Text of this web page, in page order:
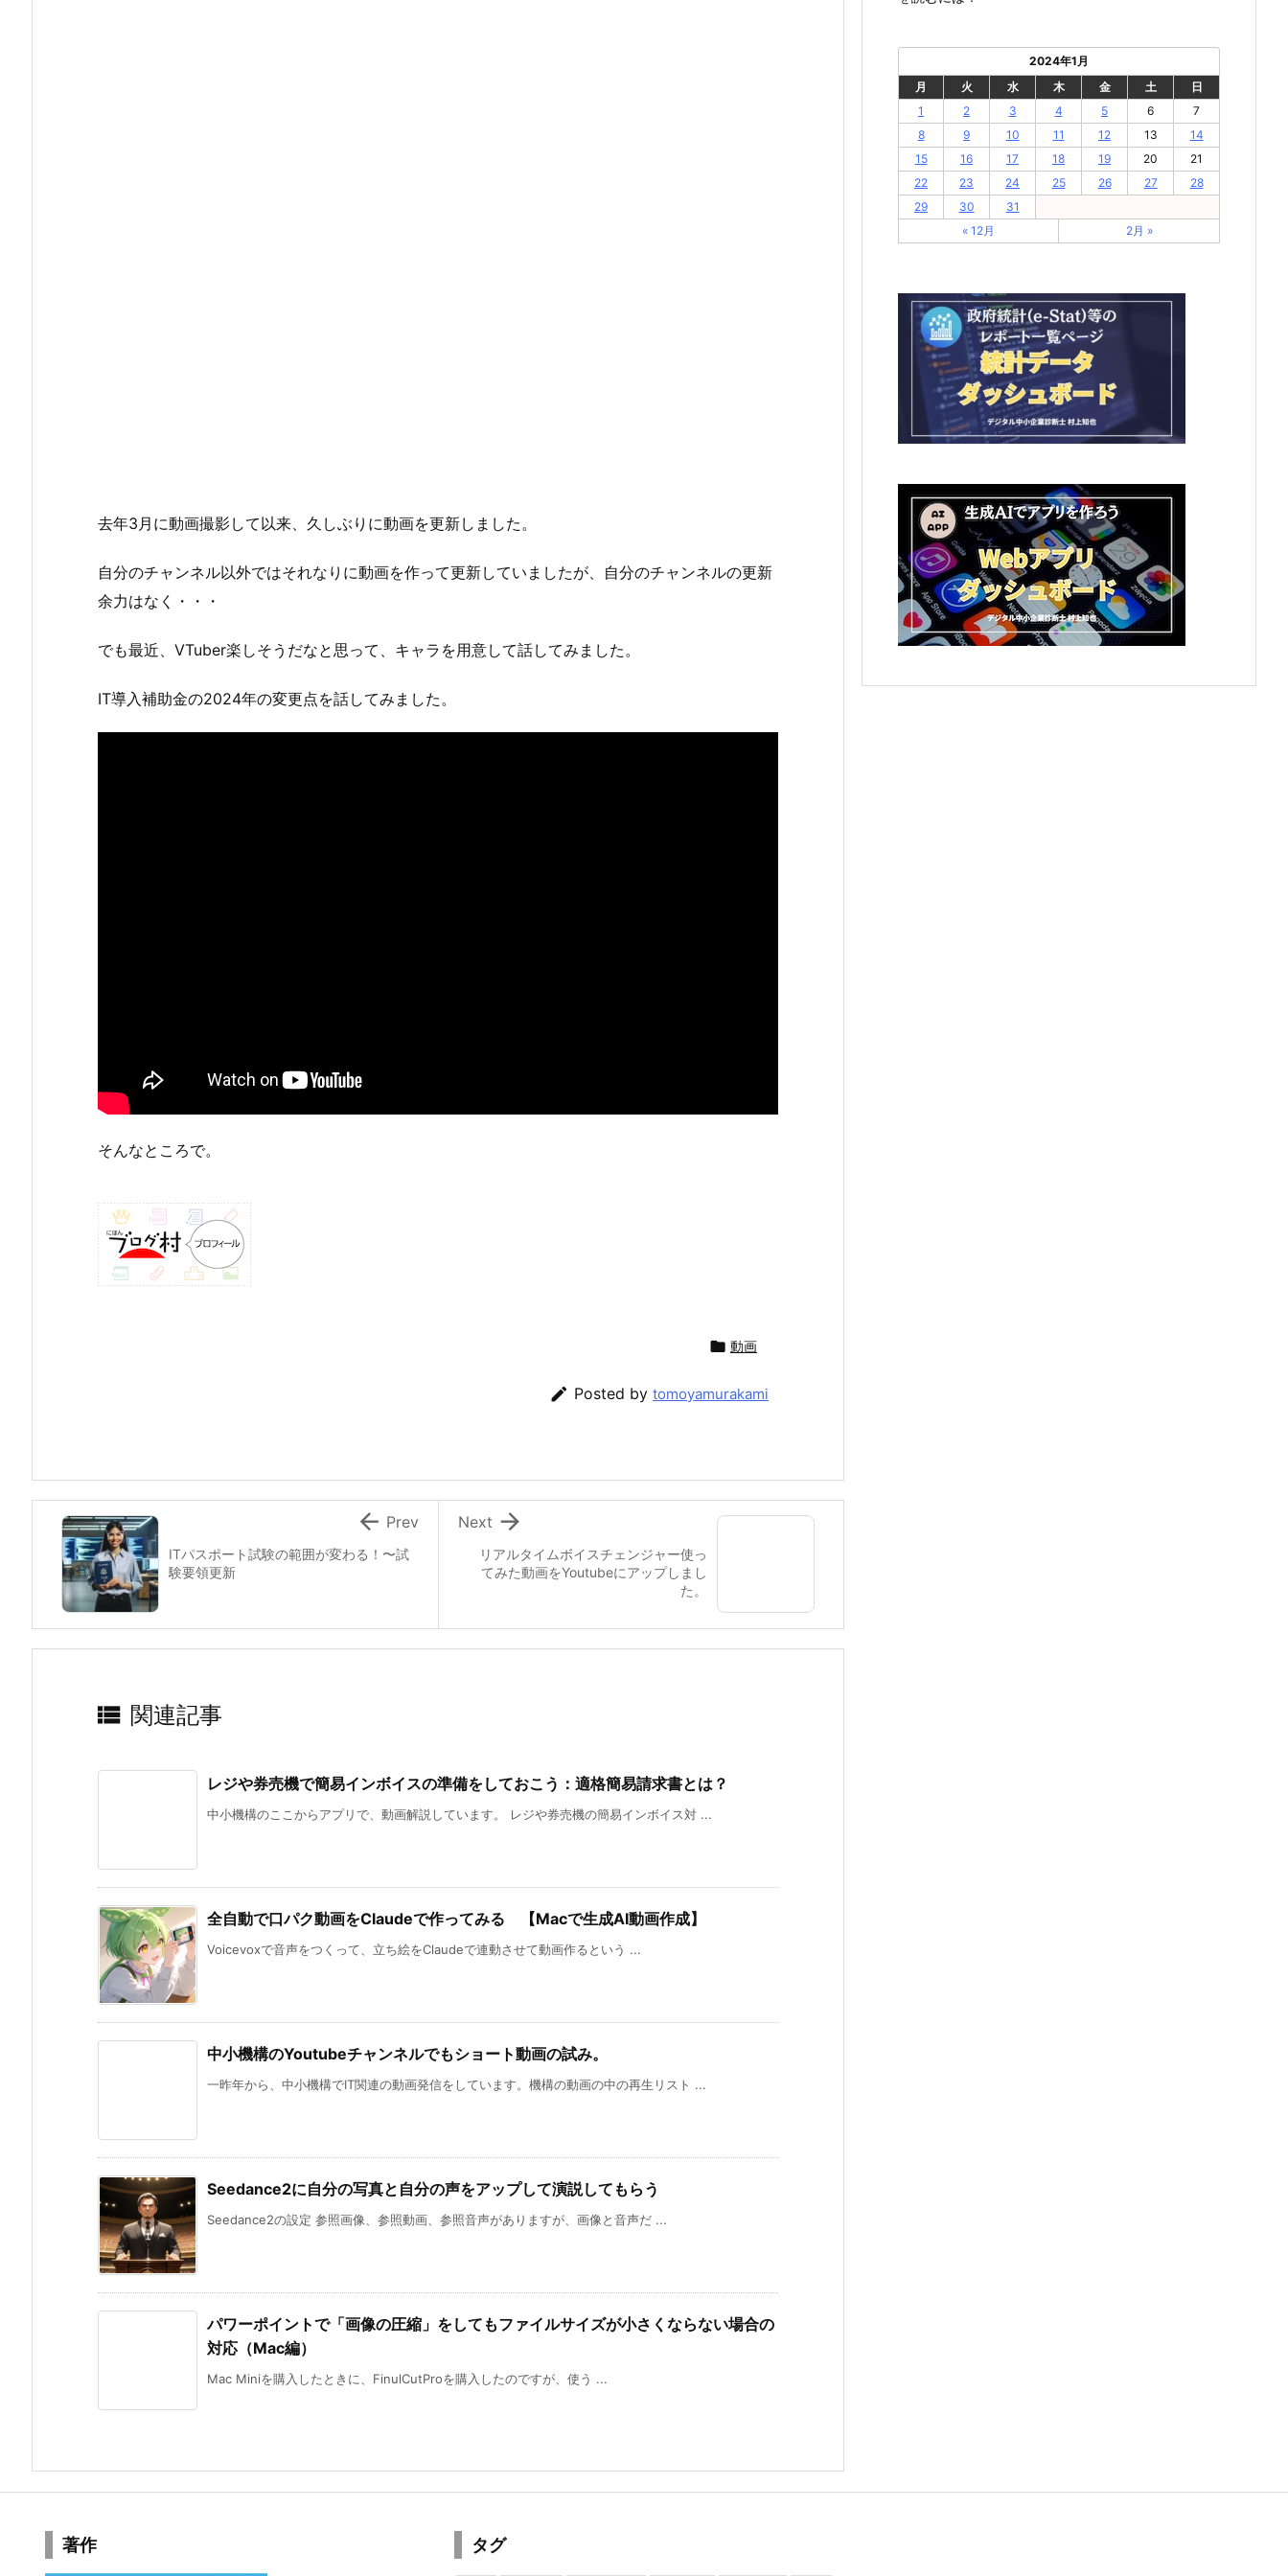
去年3月に動画撮影して以来、久しぶりに動画を更新しました。
自分のチャンネル以外ではそれなりに動画を作って更新していましたが、自分のチャンネルの更新
余力はなく・・・
でも最近、VTuber楽しそうだなと思って、キャラを用意して話してみました。
IT導入補助金の2024年の変更点を話してみました。
そんなところで。
 動画
 Posted by tomoyamurakami
リアルタイムボイスチェンジャー使っ
てみた動画をYoutubeにアップしまし
た。

Next
ITパスポート試験の範囲が変わる！〜試
験要領更新
 Prev
 関連記事
レジや券売機で簡易インボイスの準備をしておこう：適格簡易請求書とは？
中小機構のここからアプリで、動画解説しています。 レジや券売機の簡易インボイス対 ...
全自動で口パク動画をClaudeで作ってみる 【Macで生成AI動画作成】
Voicevoxで音声をつくって、立ち絵をClaudeで連動させて動画作るという ...
中小機構のYoutubeチャンネルでもショート動画の試み。
一昨年から、中小機構でIT関連の動画発信をしています。機構の動画の中の再生リスト ...
Seedance2に自分の写真と自分の声をアップして演説してもらう
Seedance2の設定 参照画像、参照動画、参照音声がありますが、画像と音声だ ...
パワーポイントで「画像の圧縮」をしてもファイルサイズが小さくならない場合の
対応（Mac編）
Mac Miniを購入したときに、FinulCutProを購入したのですが、使う ...
2024年1月
月
火 水 木 金 土
日
1
2 3 4 5 6
7
8
9 10 11 12 13
14
15
16 17 18 19 20
21
22
23 24 25 26 27
28
29
30
31
« 12月
2月 »
著作 タグ